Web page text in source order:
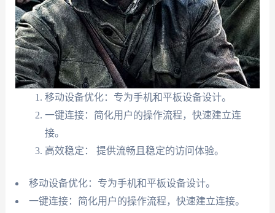
移动设备优化：专为手机和平板设备设计。
一键连接：简化用户的操作流程，快速建立连
接。
高效稳定： 提供流畅且稳定的访问体验。
移动设备优化：专为手机和平板设备设计。
一键连接：简化用户的操作流程，快速建立连接。